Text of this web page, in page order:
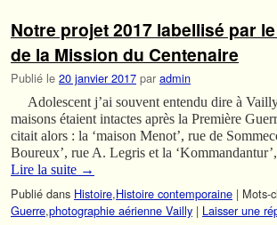
Notre projet 2017 labellisé par
de la Mission du Centenaire
Publié le 20 janvier 2017 par admin
Adolescent j’ai souvent entendu dire à
maisons étaient intactes après la Première
citait alors : la ‘maison Menot’, rue de
Boureux’, rue A. Legris et la
Lire la suite →
Publié dans Histoire,Histoire contemporaine | Mots-
Guerre,photographie aérienne Vailly | Laisser une